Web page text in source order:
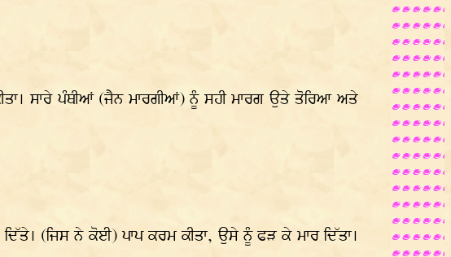
ਸਾਰੇ ਪੰਥੀਆਂ (ਜੈਨ ਮਾਰਗੀਆਂ) ਨੂੰ ਸਹੀ ਮਾਰਗ ਉਤੇ ਤੋਰਿਆ ਅਤੇ
(ਜਿਸ ਨੇ ਕੋਈ) ਪਾਪ ਕਰਮ ਕੀਤਾ, ਉਸੇ ਨੂੰ ਫੜ ਕੇ ਮਾਰ ਦਿੱਤਾ।